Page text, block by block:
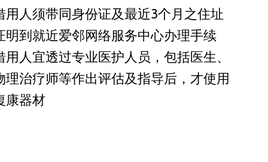
用人须带同身份证及最近3个月之住址
明到就近爱邻网络服务中心办理手续
用人宜透过专业医护人员，包括医生、
理治疗师等作出评估及指导后，才使用
康器材